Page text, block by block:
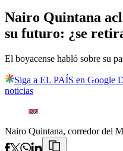
Nairo Quintana
su futuro: ¿se
El boyacense habló sobre su
Siga a EL PAÍS en Google
noticias
Nairo Quintana, corredor del